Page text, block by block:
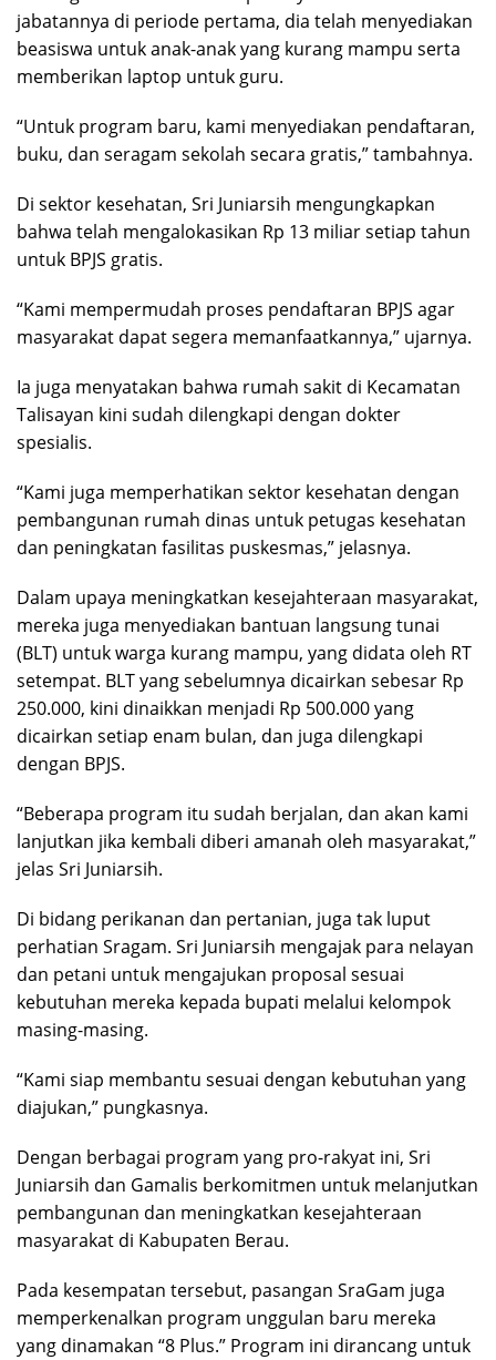
jabatannya di periode pertama, dia telah menyediakan
beasiswa untuk anak-anak yang kurang mampu serta
memberikan laptop untuk guru.
“Untuk program baru, kami menyediakan pendaftaran,
buku, dan seragam sekolah secara gratis,” tambahnya.
Di sektor kesehatan, Sri Juniarsih mengungkapkan
bahwa telah mengalokasikan Rp 13 miliar setiap tahun
untuk BPJS gratis.
“Kami mempermudah proses pendaftaran BPJS agar
masyarakat dapat segera memanfaatkannya,” ujarnya.
Ia juga menyatakan bahwa rumah sakit di Kecamatan
Talisayan kini sudah dilengkapi dengan dokter
spesialis.
“Kami juga memperhatikan sektor kesehatan dengan
pembangunan rumah dinas untuk petugas kesehatan
dan peningkatan fasilitas puskesmas,” jelasnya.
Dalam upaya meningkatkan kesejahteraan masyarakat,
mereka juga menyediakan bantuan langsung tunai
(BLT) untuk warga kurang mampu, yang didata oleh RT
setempat. BLT yang sebelumnya dicairkan sebesar Rp
250.000, kini dinaikkan menjadi Rp 500.000 yang
dicairkan setiap enam bulan, dan juga dilengkapi
dengan BPJS.
“Beberapa program itu sudah berjalan, dan akan kami
lanjutkan jika kembali diberi amanah oleh masyarakat,”
jelas Sri Juniarsih.
Di bidang perikanan dan pertanian, juga tak luput
perhatian Sragam. Sri Juniarsih mengajak para nelayan
dan petani untuk mengajukan proposal sesuai
kebutuhan mereka kepada bupati melalui kelompok
masing-masing.
“Kami siap membantu sesuai dengan kebutuhan yang
diajukan,” pungkasnya.
Dengan berbagai program yang pro-rakyat ini, Sri
Juniarsih dan Gamalis berkomitmen untuk melanjutkan
pembangunan dan meningkatkan kesejahteraan
masyarakat di Kabupaten Berau.
Pada kesempatan tersebut, pasangan SraGam juga
memperkenalkan program unggulan baru mereka
yang dinamakan “8 Plus.” Program ini dirancang untuk